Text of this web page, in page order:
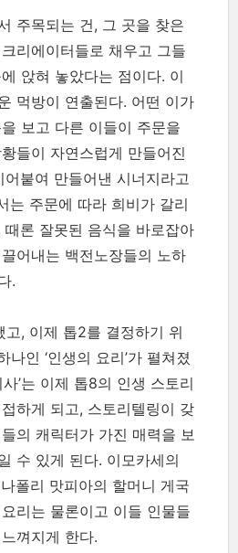
주목되는 건, 그 곳을 찾은
리에이터들로 채우고 그들
앉혀 놓았다는 점이다. 이
먹방이 연출된다. 어떤 이가
보고 다른 이들이 주문을
들이 자연스럽게 만들어진
붙여 만들어낸 시너지라고
는 주문에 따라 희비가 갈리
론 잘못된 음식을 바로잡아
어내는 백전노장들의 노하
.
고, 이제 톱2를 결정하기 위
인 ‘인생의 요리’가 펼쳐졌
’는 이제 톱8의 인생 스토리
하게 되고, 스토리텔링이 갖
의 캐릭터가 가진 매력을 보
수 있게 된다. 이모카세의
폴리 맛피아의 할머니 게국
리는 물론이고 이들 인물들
껴지게 한다.